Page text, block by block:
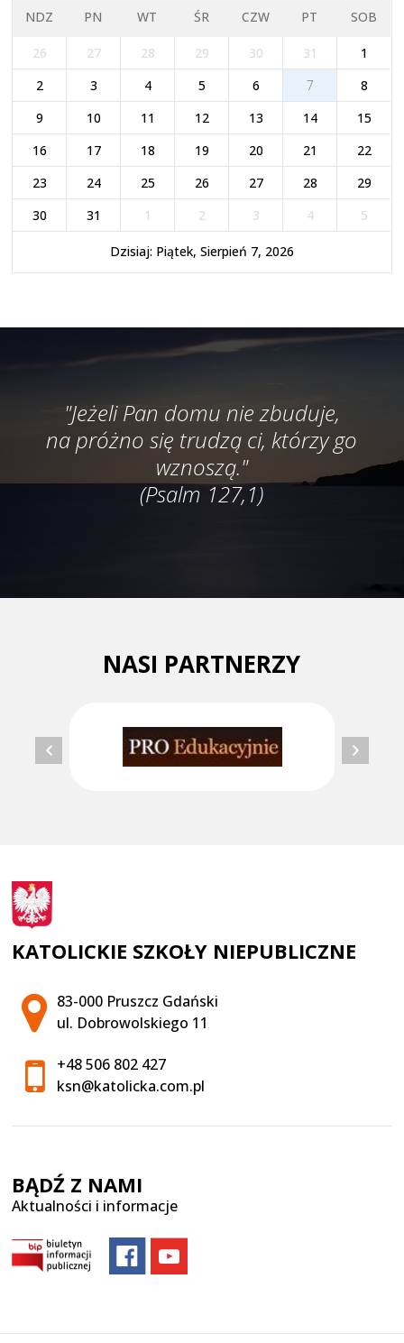
NDZ PN WT ŚR CZW PT SOB
26 27 28 29 30 31
1
2
3 4 5 6 7
8
9
10 11 12 13 14
15
16
17 18 19 20 21
22
23
24 25 26 27 28
29
30
31 1 2 3 4 5
Dzisiaj: Piątek, Sierpień 7, 2026
"Jeżeli Pan domu nie zbuduje,
na próżno się trudzą ci, którzy go
wznoszą."
(Psalm 127,1)
NASI PARTNERZY
KATOLICKIE SZKOŁY NIEPUBLICZNE
Adres pocztowy:
83-000 Pruszcz Gdański
ul. Dobrowolskiego 11
+48 506 802 427
ksn@katolicka.com.pl
BĄDŹ Z NAMI
Aktualności i informacje